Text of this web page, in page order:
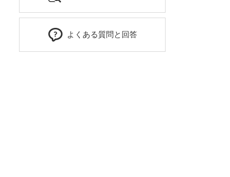
よくある質問と回答